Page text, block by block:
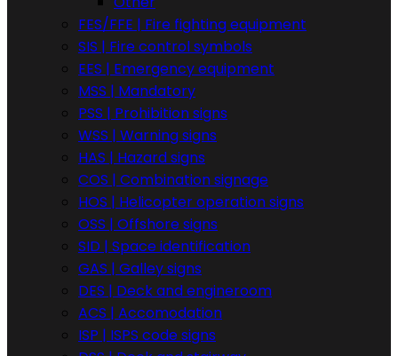
FES/FFE | Fire fighting equipment
SIS | Fire control symbols
EES | Emergency equipment
MSS | Mandatory
PSS | Prohibition signs
WSS | Warning signs
HAS | Hazard signs
COS | Combination signage
HOS | Helicopter operation signs
OSS | Offshore signs
SID | Space identification
GAS | Galley signs
DES | Deck and engineroom
ACS | Accomodation
ISP | ISPS code signs